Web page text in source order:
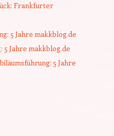
Frankfurter
5 Jahre makkblog.de
5 Jahre makkblog.de
5 Jahre